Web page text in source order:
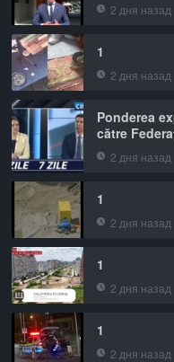
2 дня назад
1
2 дня назад
Ponderea
către
2 дня назад
1
2 дня назад
1
2 дня назад
1
2 дня назад